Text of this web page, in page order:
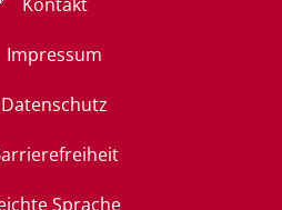
Impressum
Datenschutz
Sprache